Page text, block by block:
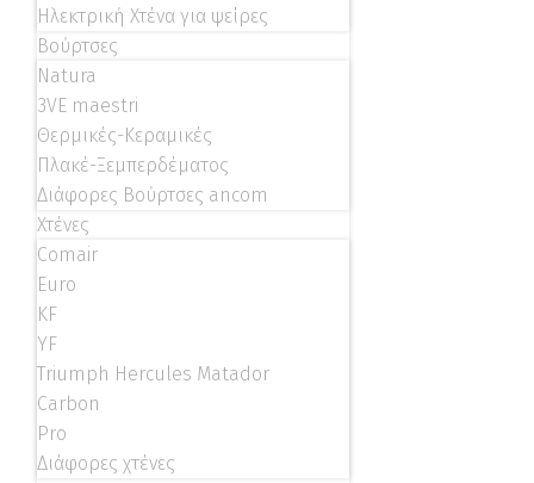
Ηλεκτρική Χτένα για ψείρες
Βούρτσες
Natura
3VE maestri
Θερμικές-Κεραμικές
Πλακέ-Ξεμπερδέματος
Διάφορες Βούρτσες ancom
Χτένες
Comair
Euro
KF
YF
Triumph Hercules Matador
Carbon
Pro
Διάφορες χτένες